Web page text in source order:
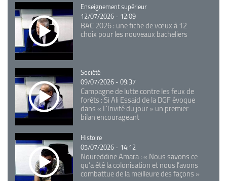
Catégorie
Enseignement supérieur
12/07/2026 - 12:09
BAC 2026 : une fiche de vœux à 12
choix pour les nouveaux bacheliers
Catégorie
Société
09/07/2026 - 09:37
Campagne de lutte contre les feux de
forêts : Si Ali Essaid de la DGF évoque
dans « L'Invité du jour » un premier
bilan encourageant
Catégorie
Histoire
05/07/2026 - 14:12
Noureddine Amara : « Nous savons ce
qu’a été la colonisation et nous l’avons
combattue de la meilleure des façons »